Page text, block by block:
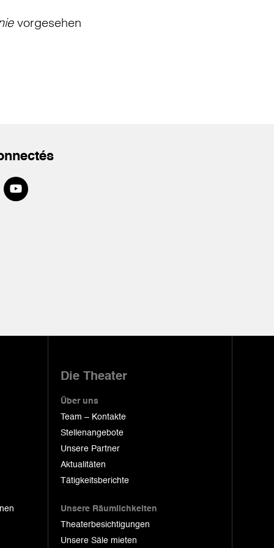
vorgesehen
Die Theater
Über uns
Team – Kontakte
Stellenangebote
Unsere Partner
Aktualitäten
Tätigkeitsberichte
Unsere Räumlichkeiten
Theaterbesichtigungen
Unsere Säle mieten